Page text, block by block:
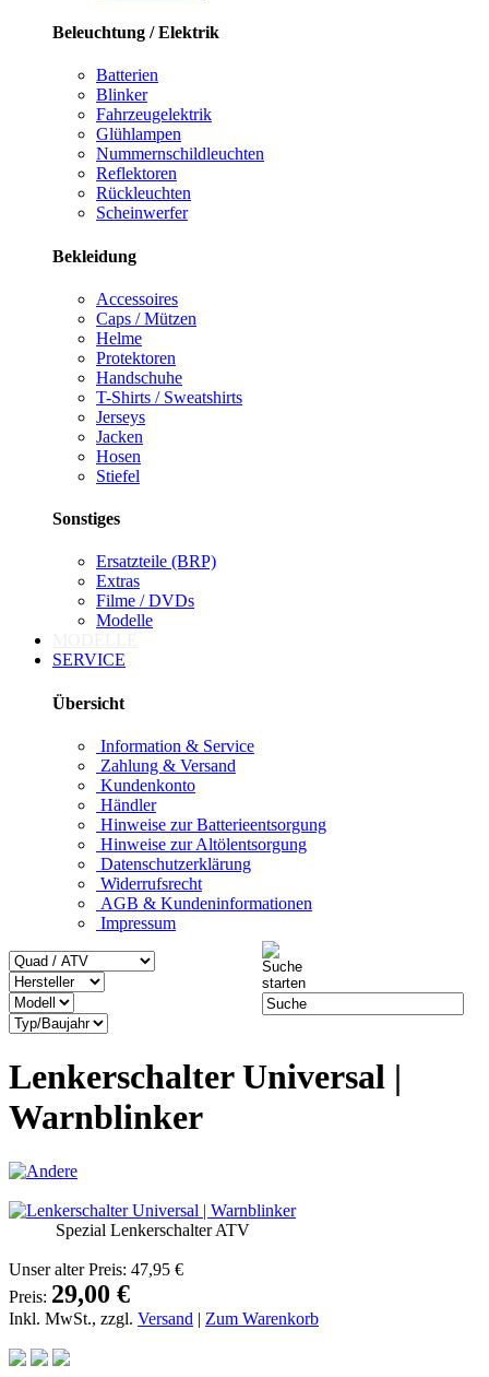
Beleuchtung / Elektrik
Batterien
Blinker
Fahrzeugelektrik
Glühlampen
Nummernschildleuchten
Reflektoren
Rückleuchten
Scheinwerfer
Bekleidung
Accessoires
Caps / Mützen
Helme
Protektoren
Handschuhe
T-Shirts / Sweatshirts
Jerseys
Jacken
Hosen
Stiefel
Sonstiges
Ersatzteile (BRP)
Extras
Filme / DVDs
Modelle
SERVICE
Übersicht
Information & Service
Zahlung & Versand
Kundenkonto
Händler
Hinweise zur Batterieentsorgung
Hinweise zur Altölentsorgung
Datenschutzerklärung
Widerrufsrecht
AGB & Kundeninformationen
Impressum
Lenkerschalter Universal |
Warnblinker
Spezial Lenkerschalter ATV
Unser alter Preis: 47,95 €
Preis: 29,00 €
Inkl. MwSt., zzgl. Versand | Zum Warenkorb